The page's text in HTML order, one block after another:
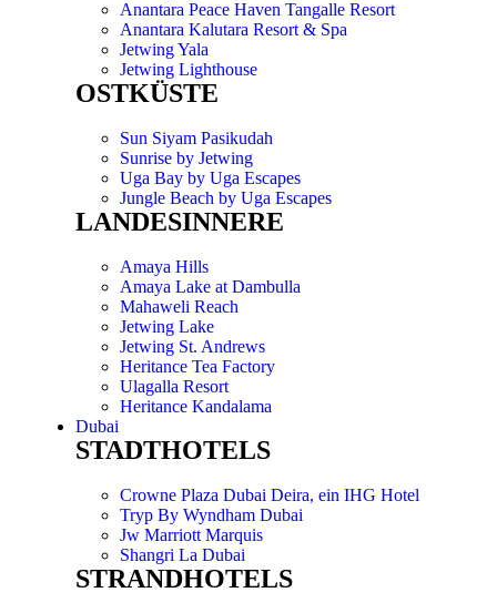
Anantara Peace Haven Tangalle Resort
Anantara Kalutara Resort & Spa
Jetwing Yala
Jetwing Lighthouse
OSTKÜSTE
Sun Siyam Pasikudah
Sunrise by Jetwing
Uga Bay by Uga Escapes
Jungle Beach by Uga Escapes
LANDESINNERE
Amaya Hills
Amaya Lake at Dambulla
Mahaweli Reach
Jetwing Lake
Jetwing St. Andrews
Heritance Tea Factory
Ulagalla Resort
Heritance Kandalama
Dubai
STADTHOTELS
Crowne Plaza Dubai Deira, ein IHG Hotel
Tryp By Wyndham Dubai
Jw Marriott Marquis
Shangri La Dubai
STRANDHOTELS